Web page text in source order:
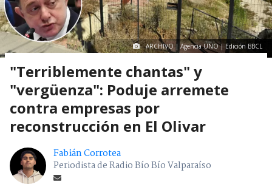
ARCHIVO | Agencia UNO | Edición BBCL
"Terriblemente chantas" y
"vergüenza": Poduje arremete
contra empresas por
reconstrucción en El Olivar
Fabián Corrotea
Periodista de Radio Bío Bío Valparaíso